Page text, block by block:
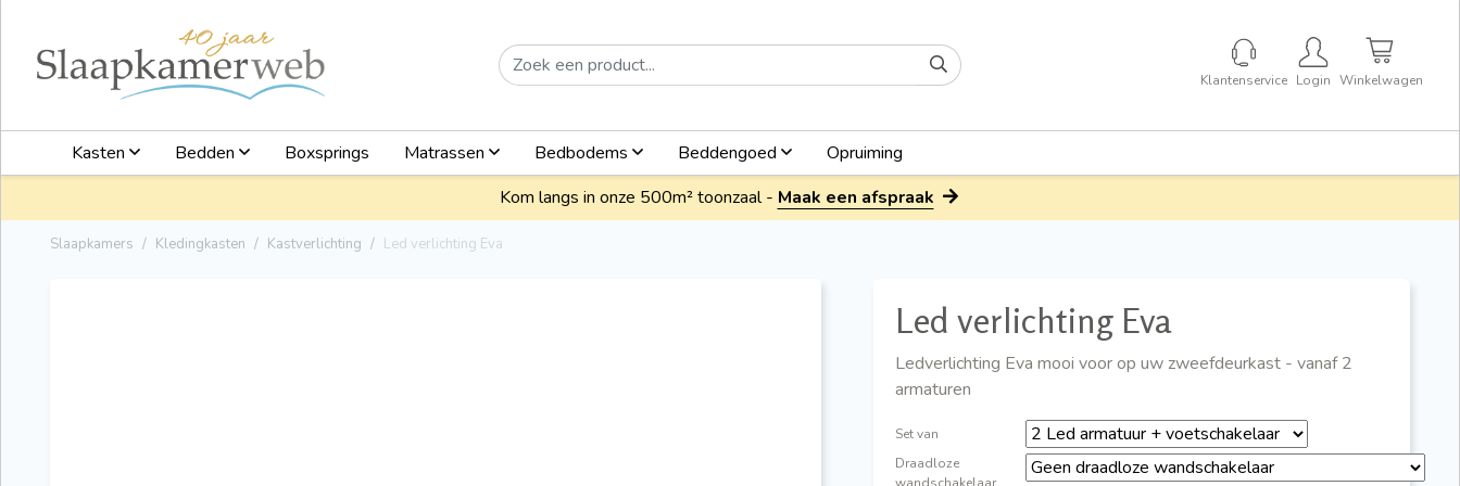
Klantenservice Login Winkelwagen
Kasten Bedden Boxsprings Matrassen Bedbodems Beddengoed
Opruiming
Kom langs in onze 500m² toonzaal - Maak een afspraak
Slaapkamers Kledingkasten Kastverlichting Led verlichting Eva
Led verlichting Eva
Ledverlichting Eva mooi voor op uw zweefdeurkast - vanaf 2
armaturen
Set van
Draadloze
wandschakelaar